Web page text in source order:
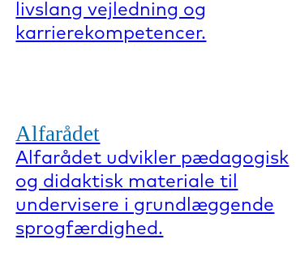
livslang vejledning og
karrierekompetencer.
Alfarådet
Alfarådet udvikler pædagogisk
og didaktisk materiale til
undervisere i grundlæggende
sprogfærdighed.